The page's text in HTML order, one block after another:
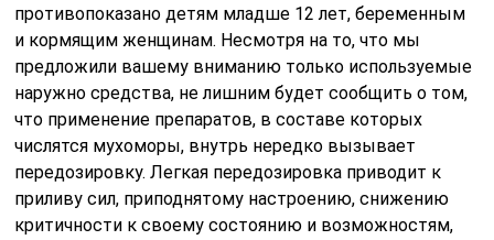
противопоказано детям младше 12 лет, беременным
и кормящим женщинам. Несмотря на то, что мы
предложили вашему вниманию только используемые
наружно средства, не лишним будет сообщить о том,
что применение препаратов, в составе которых
числятся мухоморы, внутрь нередко вызывает
передозировку. Легкая передозировка приводит к
приливу сил, приподнятому настроению, снижению
критичности к своему состоянию и возможностям,